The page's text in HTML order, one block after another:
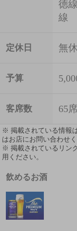
徳
線
定休日 無休
予算
客席数 65席
※ 掲載されている情報
はお店にお問い合わせく
※ 掲載されているリン
用ください。
飲めるお酒